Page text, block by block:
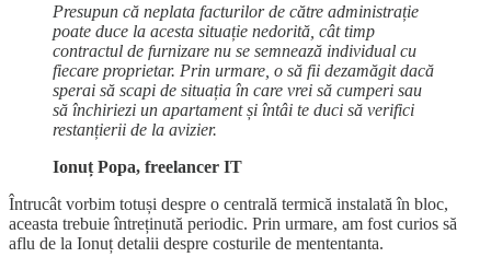
Presupun că neplata facturilor de către administrație
poate duce la acesta situație nedorită, cât timp
contractul de furnizare nu se semnează individual cu
fiecare proprietar. Prin urmare, o să fii dezamăgit dacă
sperai să scapi de situația în care vrei să cumperi sau
să închiriezi un apartament și întâi te duci să verifici
restanțierii de la avizier.
Ionuț Popa, freelancer IT
Întrucât vorbim totuși despre o centrală termică instalată în bloc,
aceasta trebuie întreținută periodic. Prin urmare, am fost curios să
aflu de la Ionuț detalii despre costurile de mententanta.